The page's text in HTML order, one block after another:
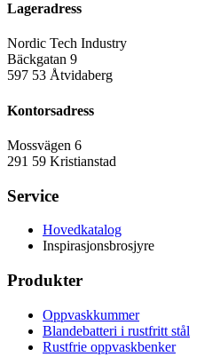
Lageradress
Nordic Tech Industry
Bäckgatan 9
597 53 Åtvidaberg
Kontorsadress
Mossvägen 6
291 59 Kristianstad
Service
Hovedkatalog
Inspirasjonsbrosjyre
Produkter
Oppvaskkummer
Blandebatteri i rustfritt stål
Rustfrie oppvaskbenker